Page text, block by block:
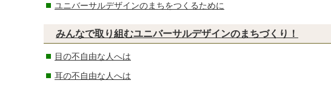
ユニバーサルデザインのまちをつくるために
みんなで取り組むユニバーサルデザインのまちづくり！
目の不自由な人へは
耳の不自由な人へは